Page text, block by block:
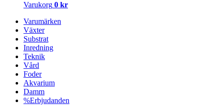
Varukorg 0 kr
Varumärken
Växter
Substrat
Inredning
Teknik
Vård
Foder
Akvarium
Damm
%Erbjudanden